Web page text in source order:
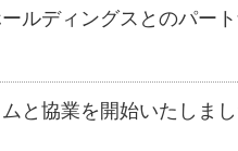
ルディングスとのパー
と協業を開始いたしま